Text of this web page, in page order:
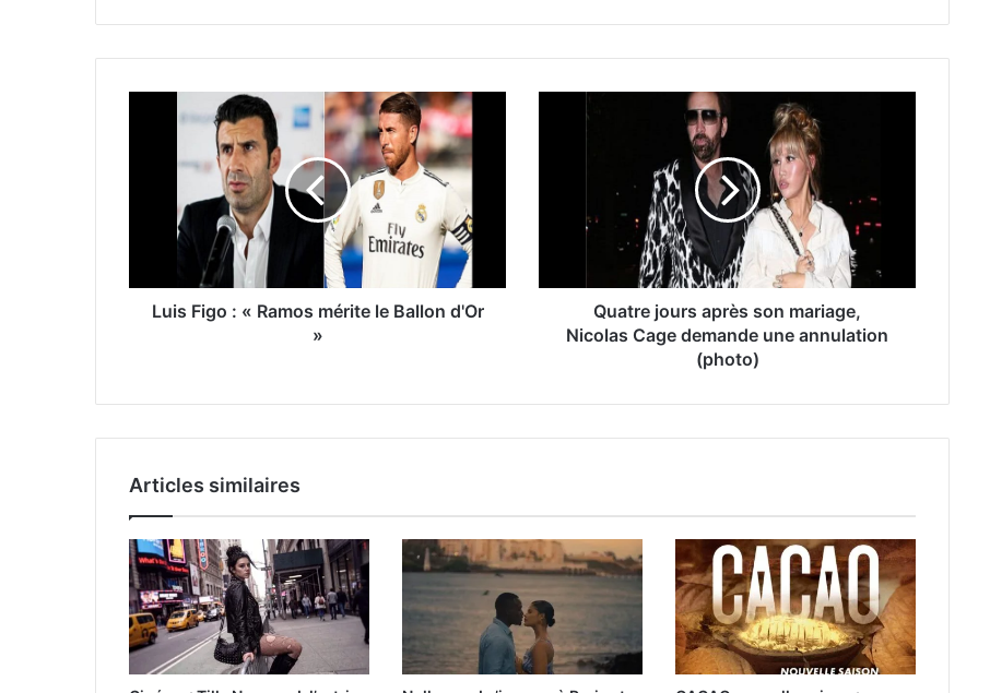
Luis Figo : « Ramos mérite le Ballon d'Or
»
Quatre jours après son mariage,
Nicolas Cage demande une annulation
(photo)
Articles similaires